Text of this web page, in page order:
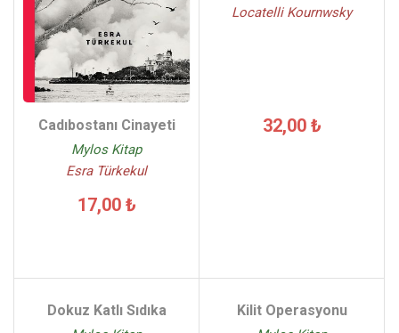
Cadıbostanı Cinayeti
Mylos Kitap
Esra Türkekul
17,00 ₺
Locatelli Kournwsky
32,00 ₺
Dokuz Katlı Sıdıka Kilit Operasyonu